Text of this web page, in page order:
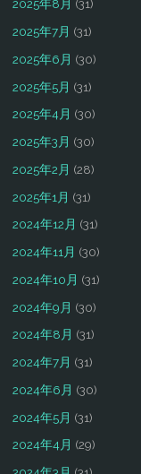
2025年8月 (31)
2025年7月 (31)
2025年6月 (30)
2025年5月 (31)
2025年4月 (30)
2025年3月 (30)
2025年2月 (28)
2025年1月 (31)
2024年12月 (31)
2024年11月 (30)
2024年10月 (31)
2024年9月 (30)
2024年8月 (31)
2024年7月 (31)
2024年6月 (30)
2024年5月 (31)
2024年4月 (29)